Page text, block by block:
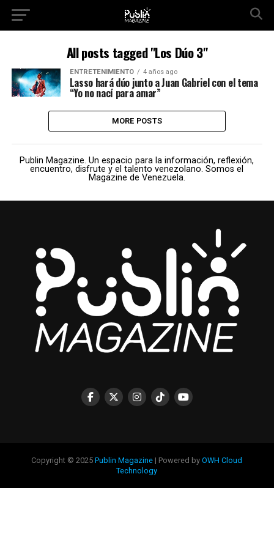
All posts tagged "Los Dúo 3"
ENTRETENIMIENTO 4 años ago
Lasso hará dúo junto a Juan Gabriel con el tema
“Yo no nací para amar”
MORE POSTS
Publin Magazine. Un espacio para la información, reflexión,
encuentro, disfrute y el talento venezolano. Somos el
Magazine de Venezuela.
Copyright © 2025Publin Magazine | Powered byOWH Cloud
Technology